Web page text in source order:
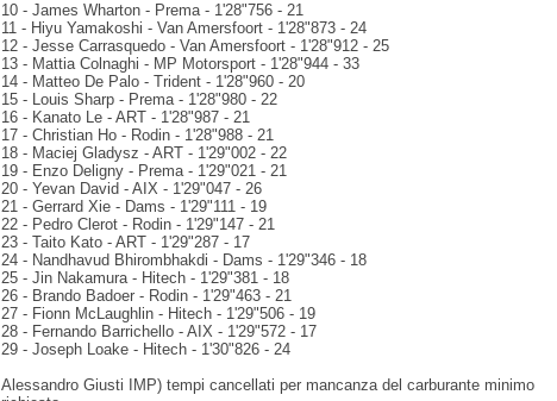
10 - James Wharton - Prema - 1'28"756 - 21
11 - Hiyu Yamakoshi - Van Amersfoort - 1'28"873 - 24
12 - Jesse Carrasquedo - Van Amersfoort - 1'28"912 - 25
13 - Mattia Colnaghi - MP Motorsport - 1'28"944 - 33
14 - Matteo De Palo - Trident - 1'28"960 - 20
15 - Louis Sharp - Prema - 1'28"980 - 22
16 - Kanato Le - ART - 1'28"987 - 21
17 - Christian Ho - Rodin - 1'28"988 - 21
18 - Maciej Gladysz - ART - 1'29"002 - 22
19 - Enzo Deligny - Prema - 1'29"021 - 21
20 - Yevan David - AIX - 1'29"047 - 26
21 - Gerrard Xie - Dams - 1'29"111 - 19
22 - Pedro Clerot - Rodin - 1'29"147 - 21
23 - Taito Kato - ART - 1'29"287 - 17
24 - Nandhavud Bhirombhakdi - Dams - 1'29"346 - 18
25 - Jin Nakamura - Hitech - 1'29"381 - 18
26 - Brando Badoer - Rodin - 1'29"463 - 21
27 - Fionn McLaughlin - Hitech - 1'29"506 - 19
28 - Fernando Barrichello - AIX - 1'29"572 - 17
29 - Joseph Loake - Hitech - 1'30"826 - 24
Alessandro Giusti IMP) tempi cancellati per mancanza del carburante minimo